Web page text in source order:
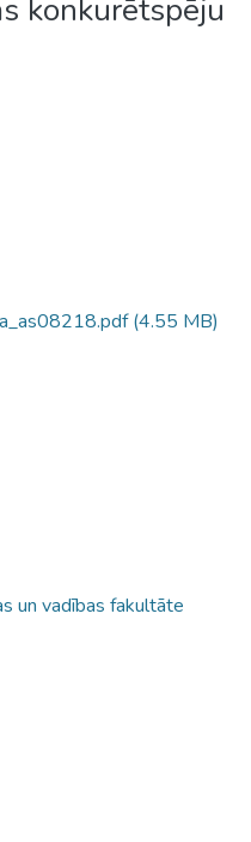
konkurētspēju
(4.55 MB)
un vadības fakultāte